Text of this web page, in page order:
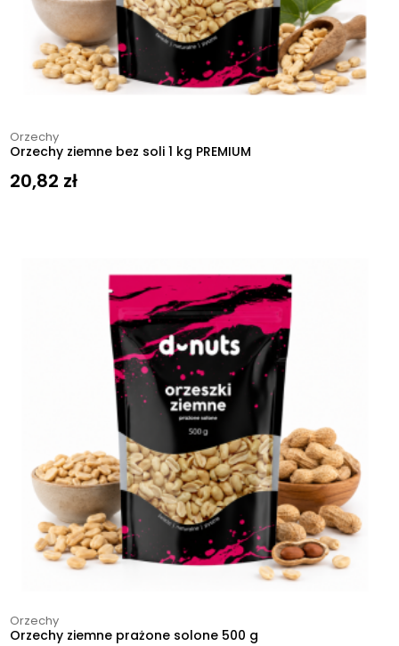
Orzechy
Orzechy ziemne bez soli 1 kg PREMIUM
20,82 zł
Orzechy
Orzechy ziemne prażone solone 500 g